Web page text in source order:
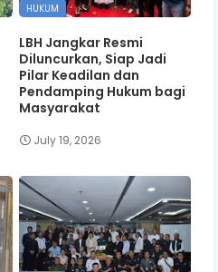
HUKUM
LBH Jangkar Resmi
Diluncurkan, Siap Jadi
Pilar Keadilan dan
Pendamping Hukum bagi
Masyarakat
July 19, 2026